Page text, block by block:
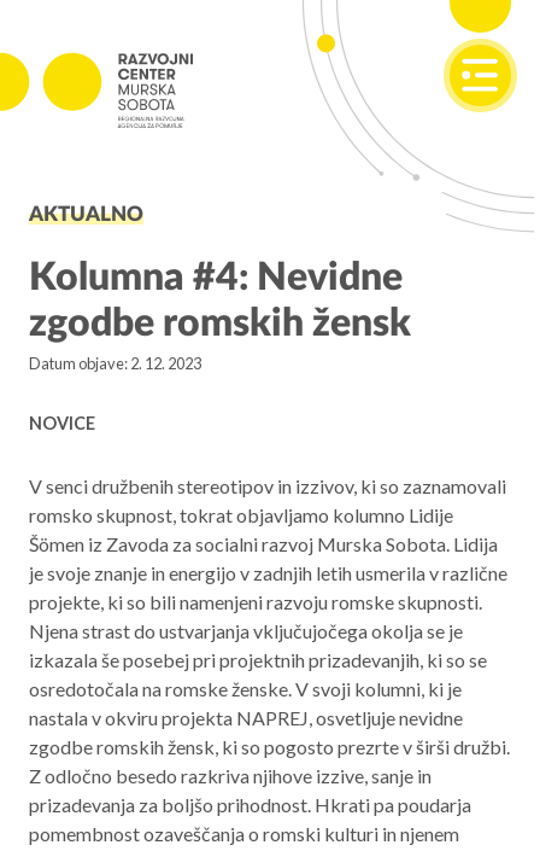
Projekti v izvajanju
Zaključeni projekti
PODJETNIŠTVO
SPOT
Invest Pomurje
REGIONALNI RAZVOJ
Aktualno programsko obdobje 2021 – 2027
Obmejna problemska območja
O NAS
NAŠE STORITVE
REGIJA
AKTUALNO
Kolumna #4: Nevidne
zgodbe romskih žensk
Datum objave: 2. 12. 2023
NOVICE
V senci družbenih stereotipov in izzivov, ki so zaznamovali
romsko skupnost, tokrat objavljamo kolumno Lidije
Šömen iz Zavoda za socialni razvoj Murska Sobota. Lidija
je svoje znanje in energijo v zadnjih letih usmerila v različne
projekte, ki so bili namenjeni razvoju romske skupnosti.
Njena strast do ustvarjanja vključujočega okolja se je
izkazala še posebej pri projektnih prizadevanjih, ki so se
osredotočala na romske ženske. V svoji kolumni, ki je
nastala v okviru projekta NAPREJ, osvetljuje nevidne
zgodbe romskih žensk, ki so pogosto prezrte v širši družbi.
Z odločno besedo razkriva njihove izzive, sanje in
prizadevanja za boljšo prihodnost. Hkrati pa poudarja
pomembnost ozaveščanja o romski kulturi in njenem